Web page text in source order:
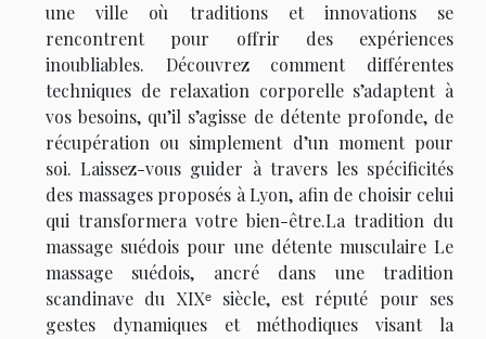
une ville où traditions et innovations se
rencontrent pour offrir des expériences
inoubliables. Découvrez comment différentes
techniques de relaxation corporelle s’adaptent à
vos besoins, qu’il s’agisse de détente profonde, de
récupération ou simplement d’un moment pour
soi. Laissez-vous guider à travers les spécificités
des massages proposés à Lyon, afin de choisir celui
qui transformera votre bien-être.La tradition du
massage suédois pour une détente musculaire Le
massage suédois, ancré dans une tradition
scandinave du XIXᵉ siècle, est réputé pour ses
gestes dynamiques et méthodiques visant la